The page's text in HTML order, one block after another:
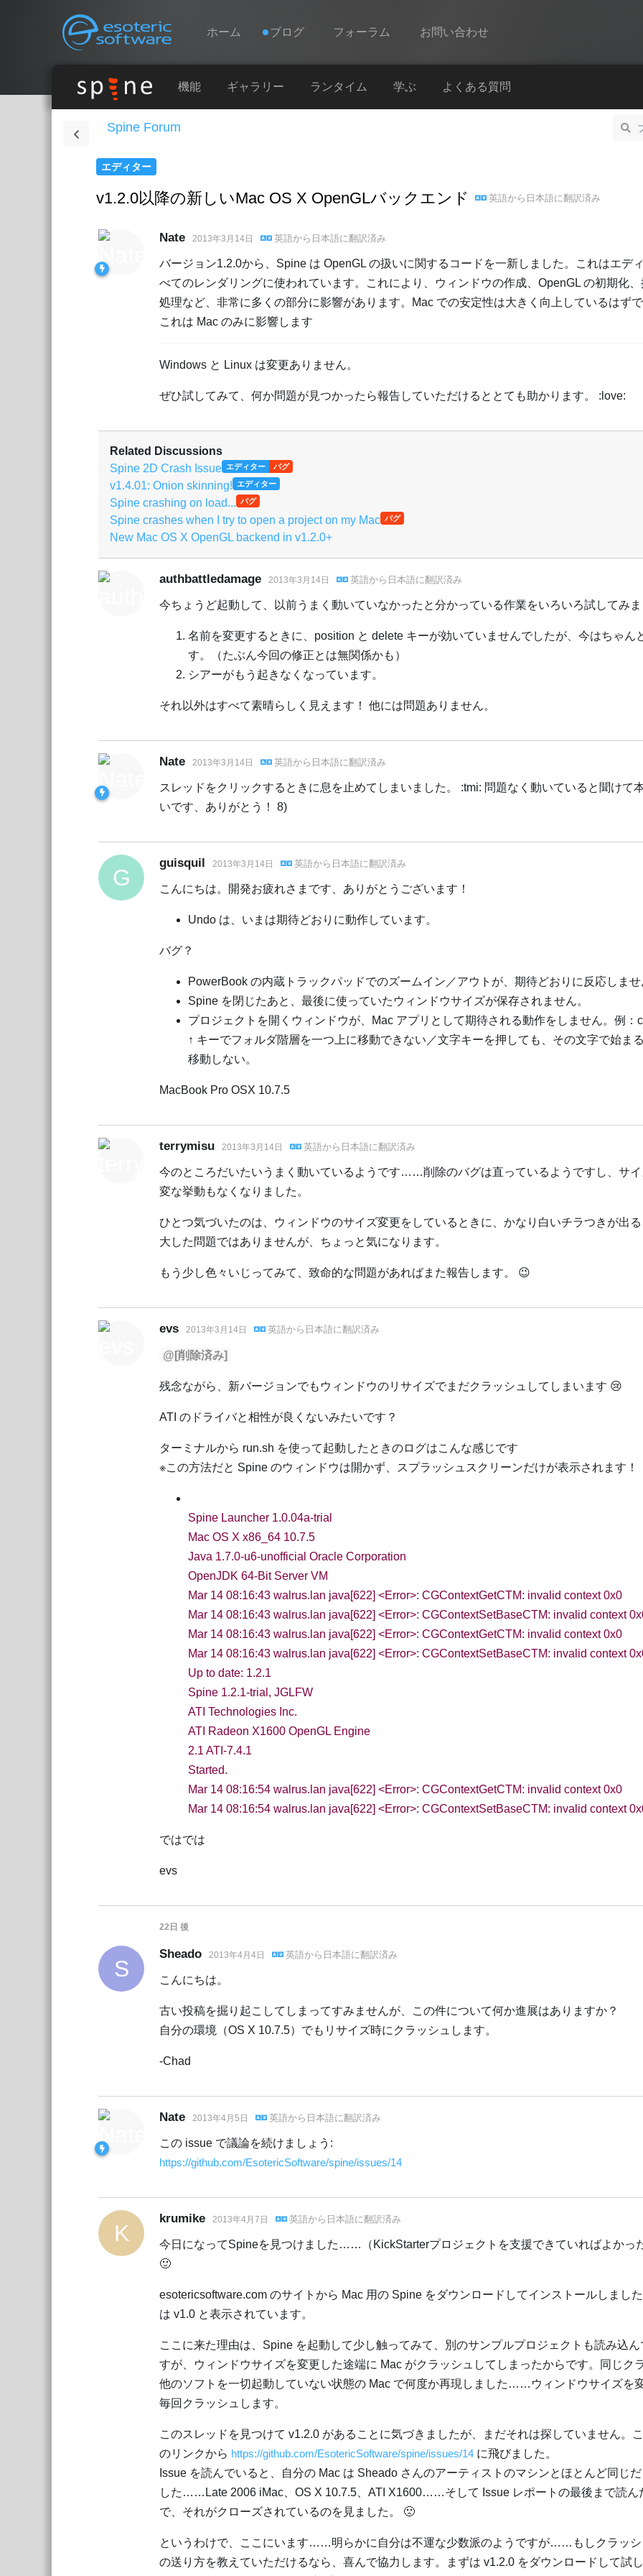
Esoteric Software
Navigation ホーム ブログ フォーラム お問い合わせ
Spine
学ぶ
今すぐ試してみる
購入
機能 ギャラリー ランタイム 学ぶ よくある質問
Spine Forum
エディター
v1.2.0以降の新しいMac OS X OpenGLバックエンド 英語から 日本語に翻訳済み
Nate 2013年3月14日 英語から 日本語に翻訳済み
バージョン1.2.0から、Spine は OpenGL の扱いに関するコードを一新しました。これはエデ
べてのレンダリングに使われています。これにより、ウィンドウの作成、OpenGL の初期化
処理など、非常に多くの部分に影響があります。Mac での安定性は大きく向上しているはず
これは Mac のみに影響します
Windows と Linux は変更ありません。
ぜひ試してみて、何か問題が見つかったら報告していただけるととても助かります。 :love:
Related Discussions
Spine 2D Crash Issue エディター バグ
v1.4.01: Onion skinning! エディター
Spine crashing on load... バグ
Spine crashes when I try to open a project on my Mac バグ
New Mac OS X OpenGL backend in v1.2.0+
authbattledamage 2013年3月14日 英語から 日本語に翻訳済み
今ちょうど起動して、以前うまく動いていなかったと分かっている作業をいろいろ試してみ
名前を変更するときに、position と delete キーが効いていませんでしたが、今はちゃん
す。（たぶん今回の修正とは無関係かも）
シアーがもう起きなくなっています。
それ以外はすべて素晴らしく見えます！ 他には問題ありません。
Nate 2013年3月14日 英語から 日本語に翻訳済み
スレッドをクリックするときに息を止めてしまいました。 :tmi: 問題なく動いていると聞けて
いです、ありがとう！ 8)
G
guisquil 2013年3月14日 英語から 日本語に翻訳済み
こんにちは。開発お疲れさまです、ありがとうございます！
Undo は、いまは期待どおりに動作しています。
バグ？
PowerBook の内蔵トラックパッドでのズームイン／アウトが、期待どおりに反応しま
Spine を閉じたあと、最後に使っていたウィンドウサイズが保存されません。
プロジェクトを開くウィンドウが、Mac アプリとして期待される動作をしません。例：
↑ キーでフォルダ階層を一つ上に移動できない／文字キーを押しても、その文字で始ま
移動しない。
MacBook Pro OSX 10.7.5
terrymisu 2013年3月14日 英語から 日本語に翻訳済み
今のところだいたいうまく動いているようです……削除のバグは直っているようですし、サ
変な挙動もなくなりました。
ひとつ気づいたのは、ウィンドウのサイズ変更をしているときに、かなり白いチラつきが出
大した問題ではありませんが、ちょっと気になります。
もう少し色々いじってみて、致命的な問題があればまた報告します。 😉
evs 2013年3月14日 英語から 日本語に翻訳済み
@[削除済み]
残念ながら、新バージョンでもウィンドウのリサイズでまだクラッシュしてしまいます 😢
ATI のドライバと相性が良くないみたいです？
ターミナルから run.sh を使って起動したときのログはこんな感じです
※この方法だと Spine のウィンドウは開かず、スプラッシュスクリーンだけが表示されます！
Spine Launcher 1.0.04a-trial
Mac OS X x86_64 10.7.5
Java 1.7.0-u6-unofficial Oracle Corporation
OpenJDK 64-Bit Server VM
Mar 14 08:16:43 walrus.lan java[622] <Error>: CGContextGetCTM: invalid context 0x0
Mar 14 08:16:43 walrus.lan java[622] <Error>: CGContextSetBaseCTM: invalid context
Mar 14 08:16:43 walrus.lan java[622] <Error>: CGContextGetCTM: invalid context 0x0
Mar 14 08:16:43 walrus.lan java[622] <Error>: CGContextSetBaseCTM: invalid context
Up to date: 1.2.1
Spine 1.2.1-trial, JGLFW
ATI Technologies Inc.
ATI Radeon X1600 OpenGL Engine
2.1 ATI-7.4.1
Started.
Mar 14 08:16:54 walrus.lan java[622] <Error>: CGContextGetCTM: invalid context 0x0
Mar 14 08:16:54 walrus.lan java[622] <Error>: CGContextSetBaseCTM: invalid context
ではでは
evs
22日 後
S
Sheado 2013年4月4日 英語から 日本語に翻訳済み
こんにちは。
古い投稿を掘り起こしてしまってすみませんが、この件について何か進展はありますか？
自分の環境（OS X 10.7.5）でもリサイズ時にクラッシュします。
-Chad
Nate 2013年4月5日 英語から 日本語に翻訳済み
この issue で議論を続けましょう:
https://github.com/EsotericSoftware/spine/issues/14
K
krumike 2013年4月7日 英語から 日本語に翻訳済み
今日になってSpineを見つけました……（KickStarterプロジェクトを支援できていればよかっ
🙂
esotericsoftware.com のサイトから Mac 用の Spine をダウンロードしてインストールしまし
は v1.0 と表示されています。
ここに来た理由は、Spine を起動して少し触ってみて、別のサンプルプロジェクトも読み込
すが、ウィンドウサイズを変更した途端に Mac がクラッシュしてしまったからです。同じク
他のソフトを一切起動していない状態の Mac で何度か再現しました……ウィンドウサイズを
毎回クラッシュします。
このスレッドを見つけて v1.2.0 があることに気づきましたが、まだそれは探していません。
のリンクから https://github.com/EsotericSoftware/spine/issues/14 に飛びました。
Issue を読んでいると、自分の Mac は Sheado さんのアーティストのマシンとほとんど同じ
した……Late 2006 iMac、OS X 10.7.5、ATI X1600……そして Issue レポートの最後まで読ん
で、それがクローズされているのを見ました。 🙁
というわけで、ここにいます……明らかに自分は不運な少数派のようですが……もしクラッシ
の送り方を教えていただけるなら、喜んで協力します。まずは v1.2.0 をダウンロードして試